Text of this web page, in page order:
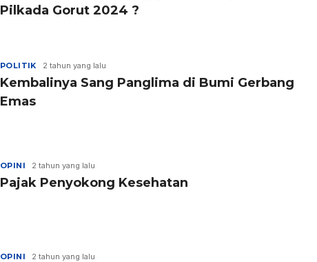
Pilkada Gorut 2024 ?
POLITIK 2 tahun yang lalu
Kembalinya Sang Panglima di Bumi Gerbang
Emas
OPINI 2 tahun yang lalu
Pajak Penyokong Kesehatan
OPINI 2 tahun yang lalu